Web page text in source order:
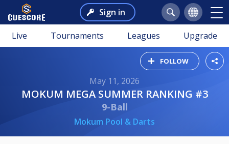
Sign in
Live Tournaments Leagues Upgrade
FOLLOW
May 11, 2026
MOKUM MEGA SUMMER RANKING #3
9-Ball
Mokum Pool & Darts